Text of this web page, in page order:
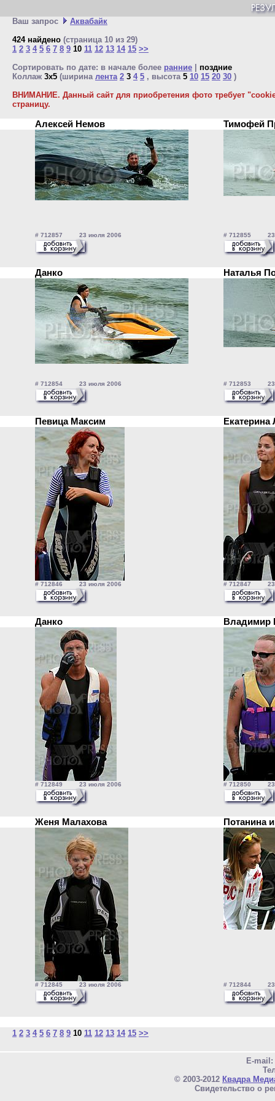
Ваш запрос
Аквабайк
424 найдено (страница 10 из 29)
1 2 3 4 5 6 7 8 9 10 11 12 13 14 15 >>
Сортировать по дате: в начале более ранние
поздние
Коллаж 3x5 (ширина лента 2 3 4 5 , высота 5 10 15 20 30 )
ВНИМАНИЕ. Данный сайт для приобретения фото требует
страницу.
Алексей Немов Тимофей
# 712857 23 июля 2006 # 712855 23
Данко Наталья
# 712854 23 июля 2006 # 712853 23
Певица Максим
# 712846 23 июля 2006 # 712847 23
Данко Владимир
# 712849 23 июля 2006 # 712850 23
Женя Малахова Потанина
# 712845 23 июля 2006 # 712844 23
1 2 3 4 5 6 7 8 9 10 11 12 13 14 15 >>
E-mail:
© 2003-2012 Квадра
Свидетельство о